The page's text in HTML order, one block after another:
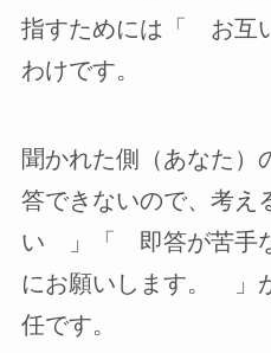
指すためには「 お互
わけです。
聞かれた側（あなた
答できないので、考え
い 」「 即答が苦手
にお願いします。 」
任です。